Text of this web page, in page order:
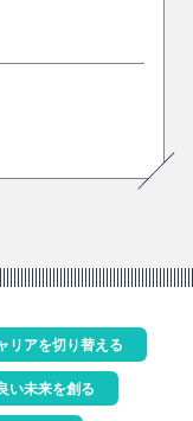
リアを切り替える
い未来を創る